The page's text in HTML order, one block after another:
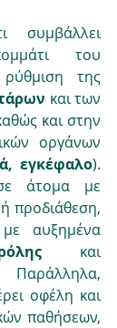
συμβάλλει
και των
και στην
οργάνων
εγκέφαλο).
ή προδιάθεση,
αυξημένα
και
Παράλληλα,
οφέλη και
παθήσεων,